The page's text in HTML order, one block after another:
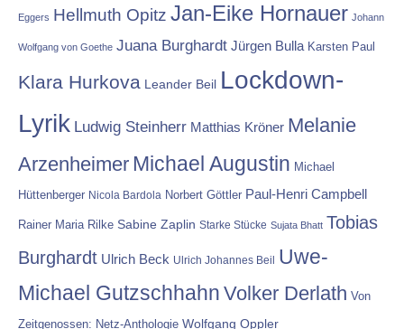
Eggers Hellmuth Opitz Jan-Eike Hornauer Johann
Wolfgang von Goethe Juana Burghardt Jürgen Bulla Karsten Paul
Klara Hurkova Leander Beil Lockdown-
Lyrik Ludwig Steinherr Matthias Kröner Melanie
Arzenheimer Michael Augustin Michael
Hüttenberger Nicola Bardola Norbert Göttler Paul-Henri Campbell
Rainer Maria Rilke Sabine Zaplin Starke Stücke Sujata Bhatt Tobias
Burghardt Ulrich Beck Ulrich Johannes Beil
Uwe-
Michael Gutzschhahn Volker Derlath Von
Zeitgenossen: Netz-Anthologie Wolfgang Oppler